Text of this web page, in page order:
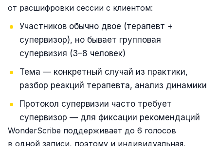
от расшифровки сессии с клиентом:
Участников обычно двое (терапевт +
супервизор), но бывает групповая
супервизия (3–8 человек)
Тема — конкретный случай из практики,
разбор реакций терапевта, анализ динамики
Протокол супервизии часто требует
супервизор — для фиксации рекомендаций
WonderScribe поддерживает до 6 голосов
в одной записи, поэтому и индивидуальная,